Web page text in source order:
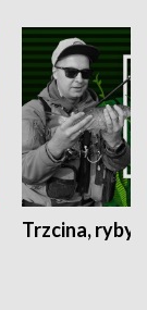
Trzcina, ryby